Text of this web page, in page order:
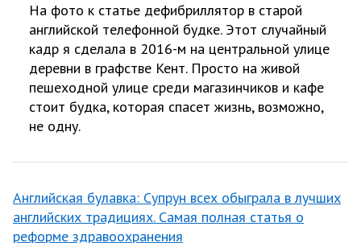
На фото к статье дефибриллятор в старой
английской телефонной будке. Этот случайный
кадр я сделала в 2016-м на центральной улице
деревни в графстве Кент. Просто на живой
пешеходной улице среди магазинчиков и кафе
стоит будка, которая спасет жизнь, возможно,
не одну.
Английская булавка: Супрун всех обыграла в лучших
английских традициях. Самая полная статья о
реформе здравоохранения